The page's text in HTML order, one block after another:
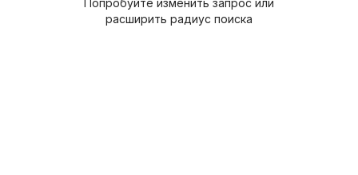
Попробуйте изменить запрос или
расширить радиус поиска